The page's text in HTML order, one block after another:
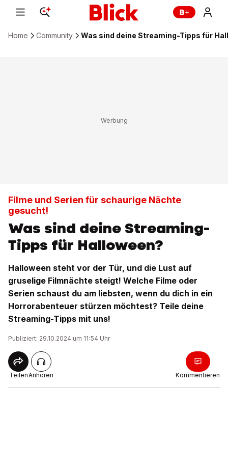
Home Community Was sind deine Streaming-Tipps für
Filme und Serien für schaurige Nächte
gesucht!
Was sind deine Streaming-
Tipps für Halloween?
Halloween steht vor der Tür, und die Lust auf
gruselige Filmnächte steigt! Welche Filme oder
Serien schaust du am liebsten, wenn du dich in ein
Horrorabenteuer stürzen möchtest? Teile deine
Streaming-Tipps mit uns!
Publiziert: 29.10.2024 um 11:54 Uhr
TeilenAnhören Kommentieren